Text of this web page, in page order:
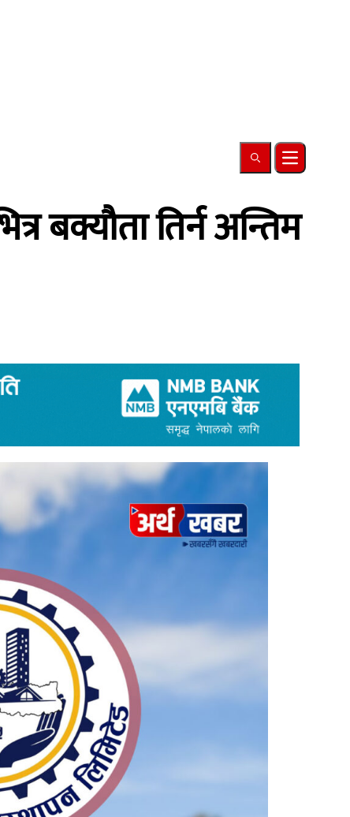
SearchOpen main
बक्यौता तिर्न अन्तिम